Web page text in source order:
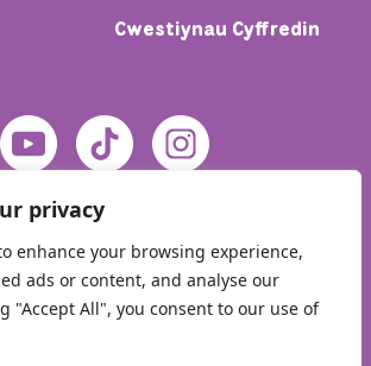
privacy
enhance your browsing experience,
ads or content, and analyse our
"Accept All", you consent to our use of
Cwestiynau Cyffredin